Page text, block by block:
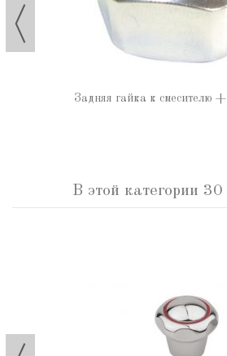
Задняя гайка к смесителю +
В этой категории 30